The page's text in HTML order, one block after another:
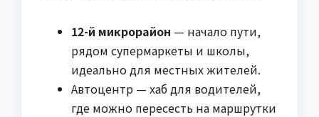
12-й микрорайон — начало пути,
рядом супермаркеты и школы,
идеально для местных жителей.
Автоцентр — хаб для водителей,
где можно пересесть на маршрутки